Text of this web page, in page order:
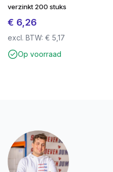
verzinkt 200 stuks
€ 6,26
excl. BTW: € 5,17
Op voorraad